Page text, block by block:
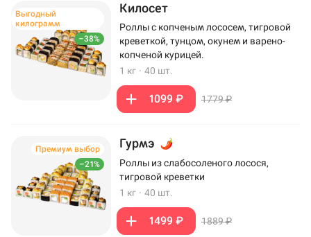
–38%
Выгодный
килограмм
Килосет
Роллы с копченым лососем, тигровой
креветкой, тунцом, окунем и варено-
копченой курицей.
1 кг · 40 шт.
1099 ₽ 1779 ₽
–21%
Премиум выбор Гурмэ
Роллы из слабосоленого лосося,
тигровой креветки
1 кг · 40 шт.
1499 ₽ 1889 ₽